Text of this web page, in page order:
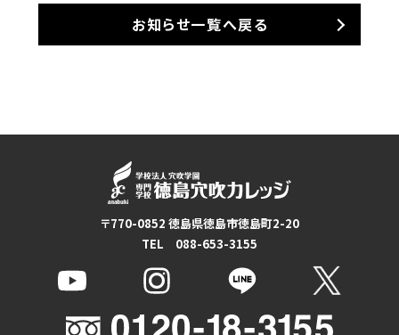
お知らせ一覧へ戻る
〒770-0852 徳島県徳島市徳島町2-20
TEL 088-653-3155